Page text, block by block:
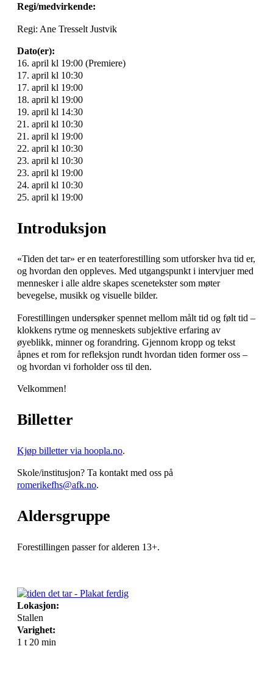
Regi/medvirkende:
Regi: Ane Tresselt Justvik
Dato(er):
16. april kl 19:00 (Premiere)
17. april kl 10:30
17. april kl 19:00
18. april kl 19:00
19. april kl 14:30
21. april kl 10:30
21. april kl 19:00
22. april kl 10:30
23. april kl 10:30
23. april kl 19:00
24. april kl 10:30
25. april kl 19:00
Introduksjon
«Tiden det tar» er en teaterforestilling som utforsker hva tid er,
og hvordan den oppleves. Med utgangspunkt i intervjuer med
mennesker i alle aldre skapes scenetekster som møter
bevegelse, musikk og visuelle bilder.
Forestillingen undersøker spennet mellom målt tid og følt tid –
klokkens rytme og menneskets subjektive erfaring av
øyeblikk, minner og forandring. Gjennom kropp og tekst
åpnes et rom for refleksjon rundt hvordan tiden former oss –
og hvordan vi forholder oss til den.
Velkommen!
Billetter
Kjøp billetter via hoopla.no.
Skole/institusjon? Ta kontakt med oss på
romerikefhs@afk.no.
Aldersgruppe
Forestillingen passer for alderen 13+.
Lokasjon:
Stallen
Varighet:
1 t 20 min